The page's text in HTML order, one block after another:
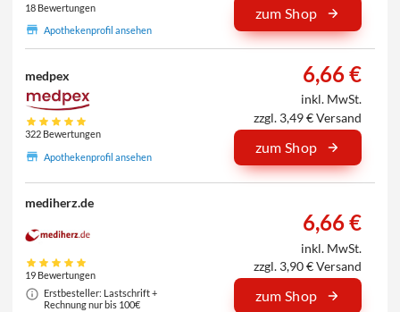
18 Bewertungen
Apothekenprofil ansehen
zum Shop
medpex
322 Bewertungen
Apothekenprofil ansehen
6,66 €
inkl. MwSt.
zzgl. 3,49 € Versand
zum Shop
mediherz.de
19 Bewertungen
Erstbesteller: Lastschrift +
Rechnung nur bis 100€
6,66 €
inkl. MwSt.
zzgl. 3,90 € Versand
zum Shop